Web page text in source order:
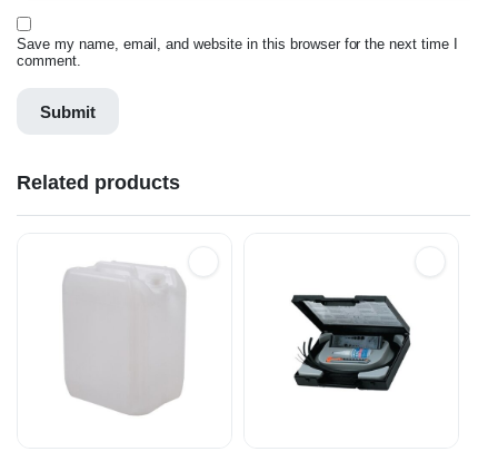
Save my name, email, and website in this browser for the next time I
comment.
Related products